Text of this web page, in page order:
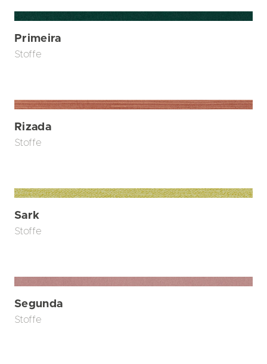
Primeira
Stoffe
Rizada
Stoffe
Sark
Stoffe
Segunda
Stoffe